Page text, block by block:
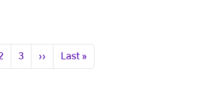
Seite
3 Nächste Seite
›› Letzte Seite
Last »